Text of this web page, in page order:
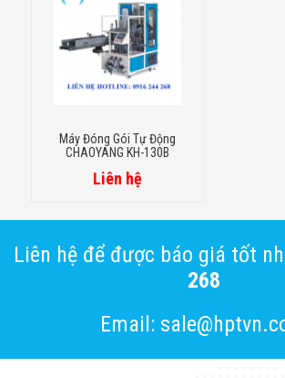
Máy Đóng Gói Tự Động
CHAOYANG KH-130B
Liên hệ
Liên hệ để được báo giá tốt
268
Email: